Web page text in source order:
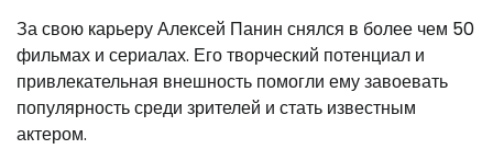
За свою карьеру Алексей Панин снялся в более чем 50
фильмах и сериалах. Его творческий потенциал и
привлекательная внешность помогли ему завоевать
популярность среди зрителей и стать известным
актером.